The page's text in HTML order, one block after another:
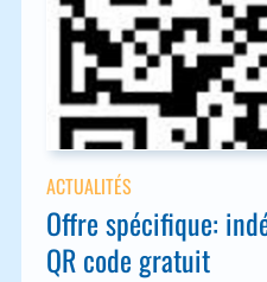
Offre spécifique:
QR code gratuit